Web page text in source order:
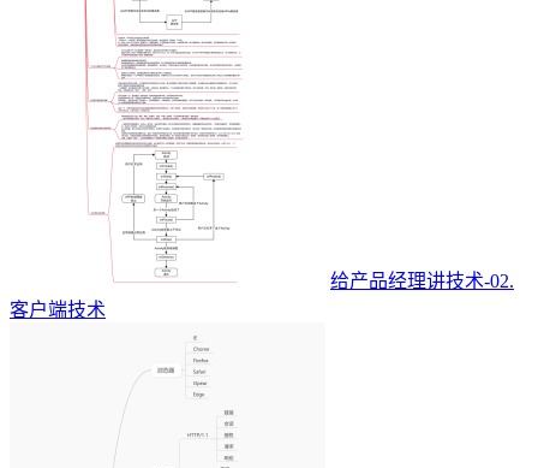
给产品经理讲技术-02.
客户端技术